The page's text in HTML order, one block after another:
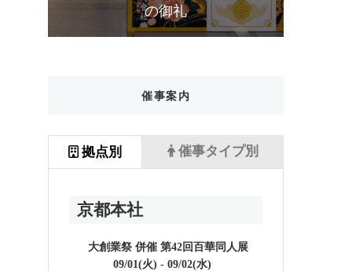
の御礼
催事案内
拠点別
京都本社
大創業祭 併催 第42回百華同人展
09/01(火) - 09/02(水)
催事タイプ別